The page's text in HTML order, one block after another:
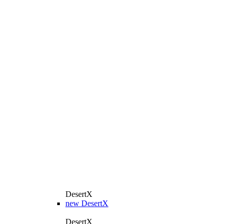
DesertX
new DesertX
DesertX